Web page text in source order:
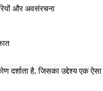
और अवसंरचना
दर्शाता है, जिसका उद्देश्य एक ऐसा